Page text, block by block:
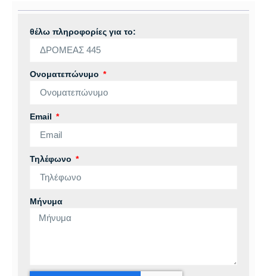
θέλω πληροφορίες για το:
Ονοματεπώνυμο
Email
Τηλέφωνο
Μήνυμα